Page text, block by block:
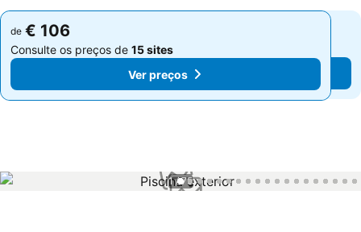
de € 106
Consulte os preços de 15 sites
Ver preços
de € 106
Consulte os preços de 15 sites
Ver preços
1 / 75